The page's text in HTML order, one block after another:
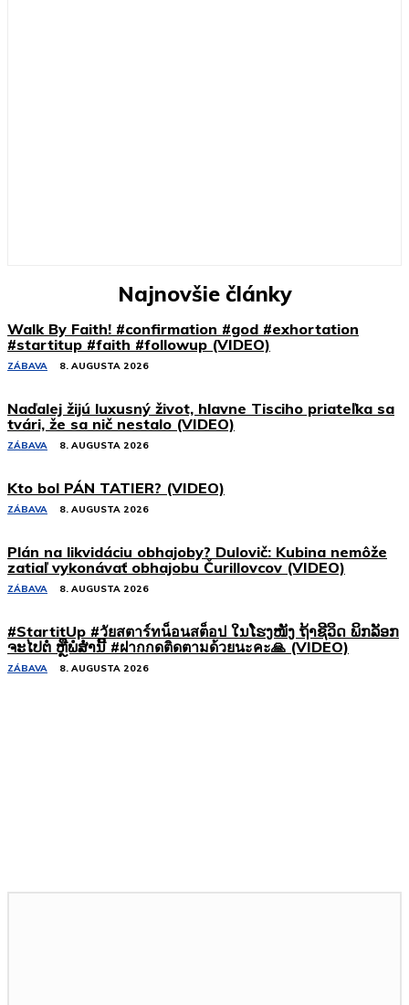
Najnovšie články
Walk By Faith! #confirmation #god #exhortation
#startitup #faith #followup (VIDEO)
ZÁBAVA 8. AUGUSTA 2026
Naďalej žijú luxusný život, hlavne Tisciho priateľka sa
tvári, že sa nič nestalo (VIDEO)
ZÁBAVA 8. AUGUSTA 2026
Kto bol PÁN TATIER? (VIDEO)
ZÁBAVA 8. AUGUSTA 2026
Plán na likvidáciu obhajoby? Dulovič: Kubina nemôže
zatiaľ vykonávať obhajobu Čurillovcov (VIDEO)
ZÁBAVA 8. AUGUSTA 2026
#StartitUp #วัยสตาร์ทน็อนสต็อป ໃນໂຮງໜັງ ຖ້າຊີວິດ ພິກລັອກ
ຈະໄປຕໍ່ ຫຼືພໍສໍ່ານີ້ #ฝากกดติดตามด้วยนะคะ🙏 (VIDEO)
ZÁBAVA 8. AUGUSTA 2026